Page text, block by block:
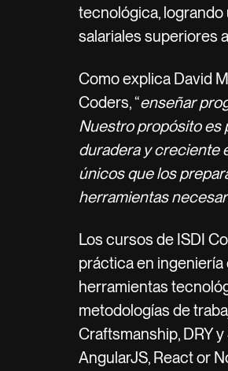
tecnológica, logrando
salariales superiores
Como explica David
Coders, “enseñar
Nuestro propósito es
duradera y creciente
únicos que los
herramientas
Los cursos de ISDI
práctica en ingeniería
herramientas
metodologías de
Craftsmanship, DRY
AngularJS, React or